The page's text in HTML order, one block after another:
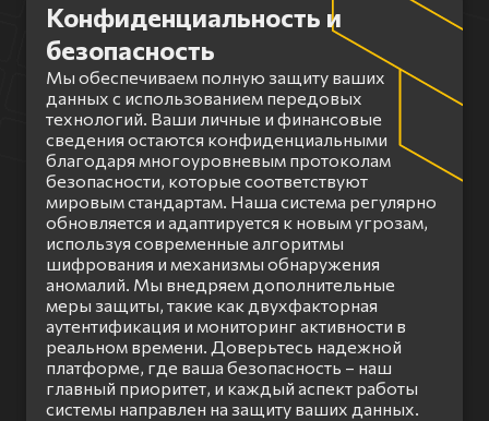
Конфиденциальность и
безопасность
Мы обеспечиваем полную защиту ваших
данных с использованием передовых
технологий. Ваши личные и финансовые
сведения остаются конфиденциальными
благодаря многоуровневым протоколам
безопасности, которые соответствуют
мировым стандартам. Наша система регулярно
обновляется и адаптируется к новым угрозам,
используя современные алгоритмы
шифрования и механизмы обнаружения
аномалий. Мы внедряем дополнительные
меры защиты, такие как двухфакторная
аутентификация и мониторинг активности в
реальном времени. Доверьтесь надежной
платформе, где ваша безопасность – наш
главный приоритет, и каждый аспект работы
системы направлен на защиту ваших данных.